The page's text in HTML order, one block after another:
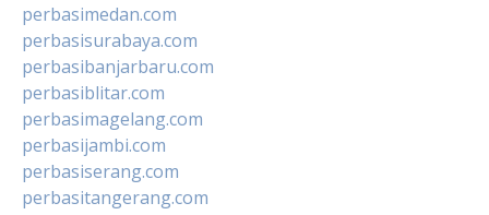
perbasimedan.com
perbasisurabaya.com
perbasibanjarbaru.com
perbasiblitar.com
perbasimagelang.com
perbasijambi.com
perbasiserang.com
perbasitangerang.com